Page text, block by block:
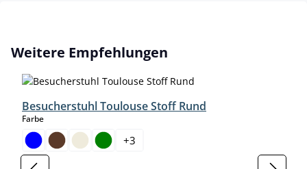
Produktgalerie überspringen
Weitere Empfehlungen
Besucherstuhl Toulouse Stoff Rund
Farbeauswählen
+3